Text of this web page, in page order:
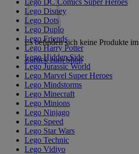
Es befinden sich keine Produkte
Zurück zum Shop
Lego DC Comics Super Heroes
Lego Disney
Lego Dots
Lego Duplo
Lego Friends
Lego Harry Potter
Lego Hidden Side
Lego Jurassic World
Lego Marvel Super Heroes
Lego Mindstorms
Lego Minecraft
Lego Minions
Lego Ninjago
Lego Speed
Lego Star Wars
Lego Technic
Lego Vidiyo